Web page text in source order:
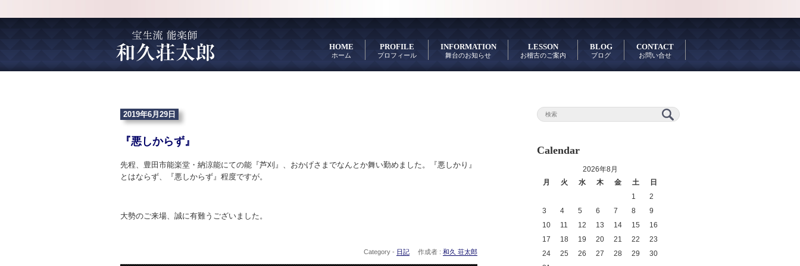
HOME
ホーム
PROFILE
プロフィール
INFORMATION
舞台のお知らせ
LESSON
お稽古のご案内
BLOG
ブログ
CONTACT
お問い合せ
2019年6月29日
『悪しからず』
先程、豊田市能楽堂・納涼能にての能『芦刈』、おかげさまでなんとか舞い勤めました。『悪しかり』
とはならず、『悪しからず』程度ですが。
大勢のご来場、誠に有難うございました。
Category - 日記 作成者 : 和久 荘太郎
Calendar
2026年8月
月
火 水 木 金 土
日
1
2
3
4 5 6 7 8
9
10
11 12 13 14 15
16
17
18 19 20 21 22
23
24
25 26 27 28 29
30